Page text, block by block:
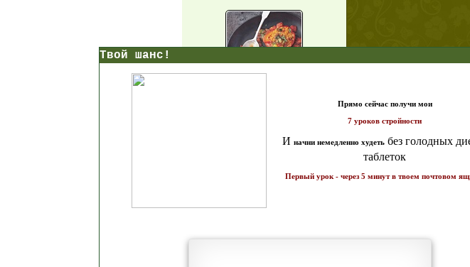
Еще рецепты
Проверь себя